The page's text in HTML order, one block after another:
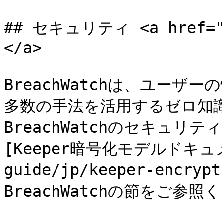
## セキュリティ <a
</a>
BreachWatchは、ユーザー
多数の手法を活用するゼロ知
BreachWatchのセキュリテ
[Keeper暗号化モデルド
guide/jp/keeper-
BreachWatchの節をご参照